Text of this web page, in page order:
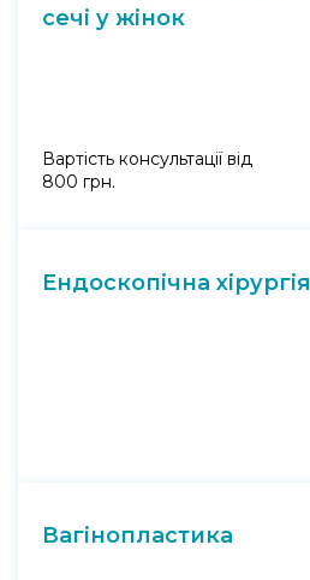
сечі у жінок
Вартість консультації від
800 грн.
Ендоскопічна хірургія
Вагінопластика